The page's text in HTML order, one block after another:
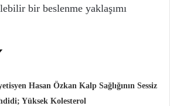
bir beslenme yaklaşımı
Hasan Özkan Kalp Sağlığının Sessiz
Yüksek Kolesterol